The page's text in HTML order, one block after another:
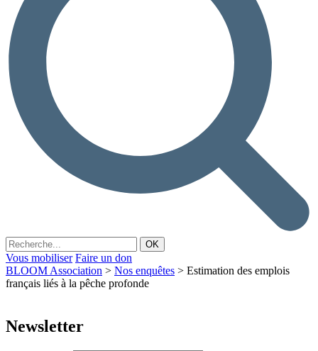
Vous mobiliser Faire un don
BLOOM Association > Nos enquêtes > Estimation des emplois
français liés à la pêche profonde
Newsletter